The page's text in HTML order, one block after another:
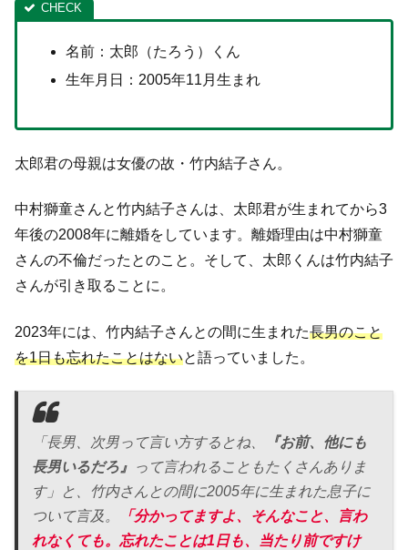
名前：太郎（たろう）くん
生年月日：2005年11月生まれ
太郎君の母親は女優の故・竹内結子さん。
中村獅童さんと竹内結子さんは、太郎君が生まれてから3
年後の2008年に離婚をしています。離婚理由は中村獅童
さんの不倫だったとのこと。そして、太郎くんは竹内結子
さんが引き取ることに。
2023年には、竹内結子さんとの間に生まれた長男のこと
を1日も忘れたことはないと語っていました。
「長男、次男って言い方するとね、
『お前、他にも
長男いるだろ』 って言われることもたくさんありま
す」と、竹内さんとの間に2005年に生まれた息子に
ついて言及。
「分かってますよ、そんなこと、言わ
れなくても。忘れたことは1日も、当たり前ですけ